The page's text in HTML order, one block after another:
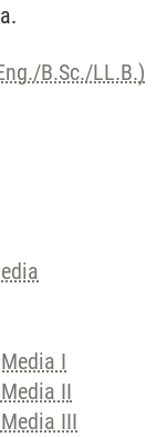
B.Sc./LL.B.)
I
II
III